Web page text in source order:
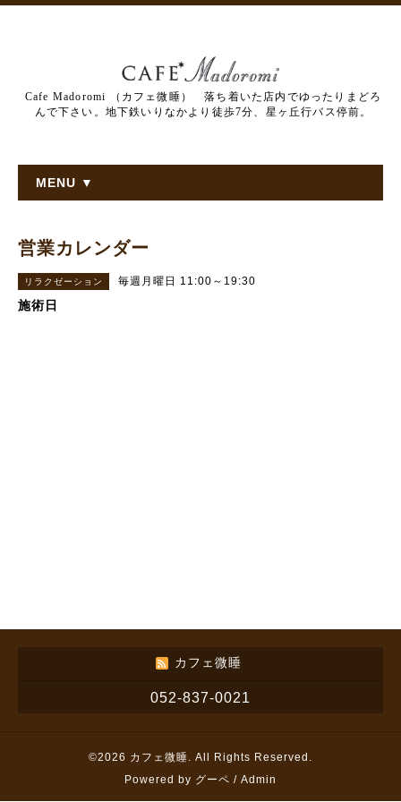
Cafe Madoromi （カフェ微睡） 落ち着いた店内でゆったりまどろ
んで下さい。地下鉄いりなかより徒歩7分、星ヶ丘行バス停前。
MENU ▼
営業カレンダー
リラクゼーション 毎週月曜日 11:00～19:30
施術日
カフェ微睡
052-837-0021
©2026 カフェ微睡. All Rights Reserved.
Powered by グーペ / Admin